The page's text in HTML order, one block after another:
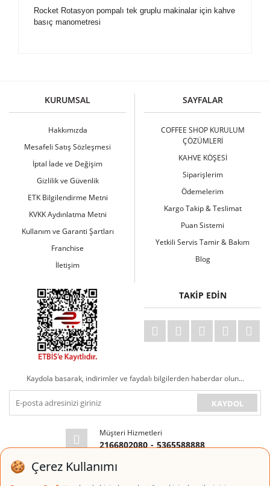
Rocket Rotasyon pompalı tek gruplu makinalar için kahve
basıç manometresi
KURUMSAL
Hakkımızda
Mesafeli Satış Sözleşmesi
İptal İade ve Değişim
Gizlilik ve Güvenlik
ETK Bilgilendirme Metni
KVKK Aydınlatma Metni
Kullanım ve Garanti Şartları
Franchise
İletişim
SAYFALAR
COFFEE SHOP KURULUM
ÇÖZÜMLERİ
KAHVE KÖŞESİ
Siparişlerim
Ödemelerim
Kargo Takip & Teslimat
Puan Sistemi
Yetkili Servis Tamir & Bakım
Blog
TAKİP EDİN
Kaydola basarak, indirimler ve faydalı bilgilerden haberdar olun...
KAYDOL
Müşteri Hizmetleri
2166802080 - 5365588888
E-posta Adresi